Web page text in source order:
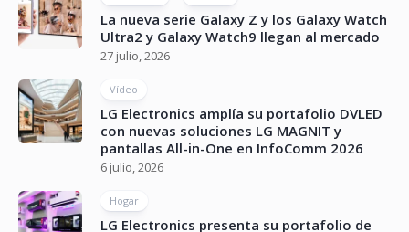
La nueva serie Galaxy Z y los Galaxy Watch
Ultra2 y Galaxy Watch9 llegan al mercado
27 julio, 2026
Vídeo
LG Electronics amplía su portafolio DVLED
con nuevas soluciones LG MAGNIT y
pantallas All-in-One en InfoComm 2026
6 julio, 2026
Hogar
LG Electronics presenta su portafolio de